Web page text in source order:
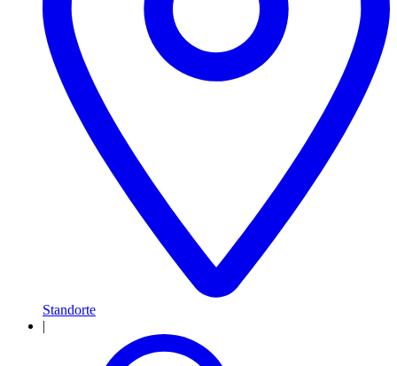
Standorte
|